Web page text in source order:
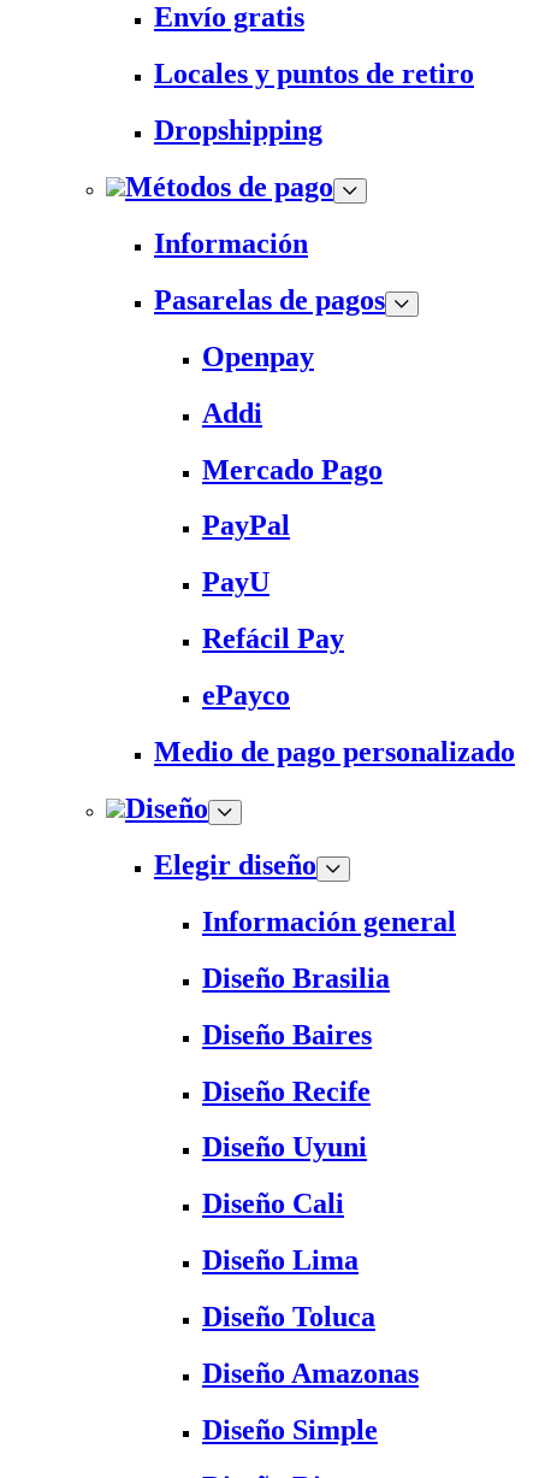
Envío gratis
Locales y puntos de retiro
Dropshipping
Métodos de pago
Información
Pasarelas de pagos
Openpay
Addi
Mercado Pago
PayPal
PayU
Refácil Pay
ePayco
Medio de pago personalizado
Diseño
Elegir diseño
Información general
Diseño Brasilia
Diseño Baires
Diseño Recife
Diseño Uyuni
Diseño Cali
Diseño Lima
Diseño Toluca
Diseño Amazonas
Diseño Simple